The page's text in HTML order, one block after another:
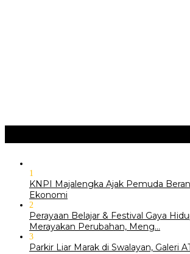
1
KNPI Majalengka Ajak Pemuda
Ekonomi
2
Perayaan Belajar & Festival Gaya
Merayakan Perubahan, Meng…
3
Parkir Liar Marak di Swalayan, Galeri